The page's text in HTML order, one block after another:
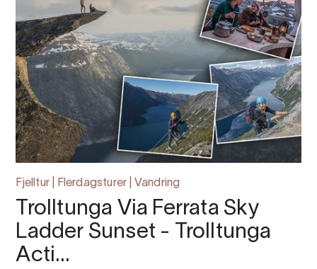
Fjelltur | Flerdagsturer | Vandring
Trolltunga Via Ferrata Sky
Ladder Sunset - Trolltunga
Acti…